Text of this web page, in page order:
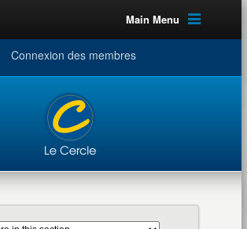
Main Menu
Connexion des membres